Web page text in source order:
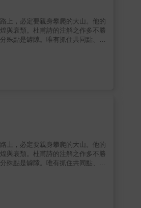
上，必定要親身攀爬的大山。他的
與衰頹。杜甫詩的注解之作多不勝
殊點是罅隙。唯有抓住共同點、填
，最後用淺顯易懂的文字，寫出每
步，細細理解、緩緩賞析。
上，必定要親身攀爬的大山。他的
與衰頹。杜甫詩的注解之作多不勝
殊點是罅隙。唯有抓住共同點、填
，最後用淺顯易懂的文字，寫出每
步，細細理解、緩緩賞析。